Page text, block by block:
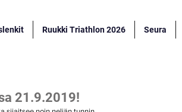
Ruukki Triathlon 2026 Seura
21.9.2019!